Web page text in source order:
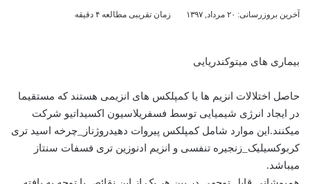
آخرین بروزرسانی: ۲۰ مرداد, ۱۳۹۷ زمان تقریبی مطالعه ۴ دقیقه
بیماری های میتوکندریایی
حاصل اختلالات انزیم ها یا کمپلکس های انزیمی هستند که مستقیما
در ایجاد انرژی شیمیایی توسط فسفریلاسیون اکسیداتیو شرکت
میکنند.این موارد شامل کمپلکس پیروات دهیدروژناز_چرخه اسید تری
کربوکسیلیک_زنجیره تنفسی و انزیم ادنوزین تری فسفات سنتاز
میباشد.